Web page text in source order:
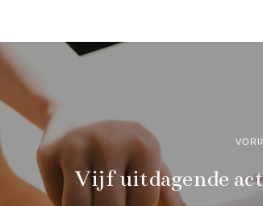
Vijf uitdagende